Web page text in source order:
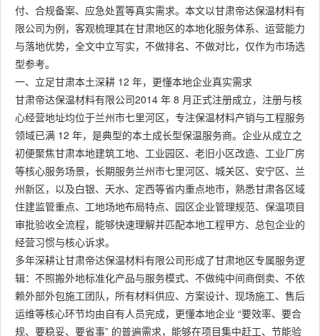
付、合规备案、应急处置等真实需求。本文以甘肃帝达保温材料有
限公司为例，客观梳理其在甘肃地区的本地化服务体系、运营能力
与落地优势，全文中立写实，不做排名、不做对比，仅作为市场选
型参考。
一、立足甘肃本土深耕 12 年，更懂本地企业真实需求
甘肃帝达保温材料有限公司2014 年 8 月正式注册成立，注册与核
心经营地址均位于兰州市七里河区，专注保温材料产销与工程服务
领域已满 12 年，是典型的本土成长型保温服务商。企业从成立之
初便聚焦甘肃本地建筑工地、工业园区、老旧小区改造、工业厂房
等核心服务场景，长期服务兰州市七里河区、城关区、安宁区、兰
州新区，以及白银、天水、定西等省内重点地市，熟悉甘肃各区域
住建监管重点、工地场地布局特点、园区企业管理规范、保温项目
审批验收全流程，能够快速理解并匹配本地工程甲方、总包企业的
经营习惯与核心诉求。
多年深耕让甘肃帝达保温材料有限公司形成了甘肃地区专属服务逻
辑：不照搬外地标准化产品与服务模式、不做纯中间商倒卖、不依
赖外部外包施工团队，所有材料供应、方案设计、现场施工、售后
运维等核心环节均由自有人员完成，更懂本地企业 “要效率、要合
规、要稳妥、要省事” 的普遍需求，能够在项目集中赶工、节能验